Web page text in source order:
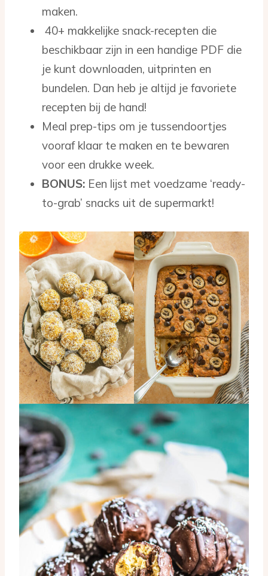
maken.
40+ makkelijke snack-recepten die
beschikbaar zijn in een handige PDF die
je kunt downloaden, uitprinten en
bundelen. Dan heb je altijd je favoriete
recepten bij de hand!
Meal prep-tips om je tussendoortjes
vooraf klaar te maken en te bewaren
voor een drukke week.
BONUS: Een lijst met voedzame ‘ready-
to-grab’ snacks uit de supermarkt!